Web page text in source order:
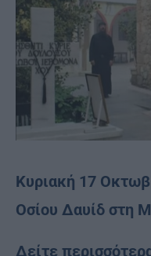
Κυριακή 17
Οσίου Δαυίδ στη
Δείτε